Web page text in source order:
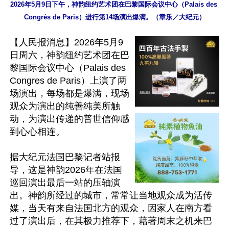
2026年5月9日下午，神韵纽约艺术团在巴黎国际会议中心（Palais des
Congrès de Paris）进行第14场演出爆满。（章乐／大纪元）
【人民报消息】2026年5月9
日周六，神韵纽约艺术团在巴
黎国际会议中心（Palais des
Congres de Paris）上演了两
场演出，每场都是爆满，现场
观众为演出的纯善纯美所触
动，为演出传递的普世信仰感
到心心相连。
据大纪元法国巴黎记者站报
导，这是神韵2026年在法国
巡回演出最后一站的压轴演
出。神韵所经过的城市，常常让当地观众成为活传
媒，当天有来自法国北方的观众，因家人在南方看
过了演出后，在其极力推荐下，藉著周末之机来巴